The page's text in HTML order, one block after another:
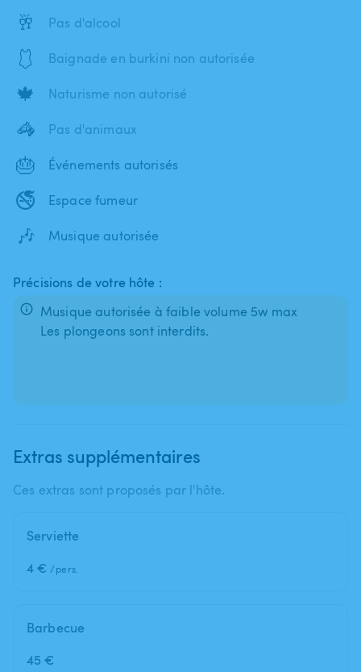
🥂 Pas d'alcool
🩱 Baignade en burkini non autorisée
🍁 Naturisme non autorisé
🦓 Pas d'animaux
🎂 Événements autorisés
🚭 Espace fumeur
🎶 Musique autorisée
Précisions de votre hôte :
Musique autorisée à faible volume 5w max
Les plongeons sont interdits.
Extras supplémentaires
Ces extras sont proposés par l'hôte.
Serviette
4 € /pers.
Barbecue
45 €